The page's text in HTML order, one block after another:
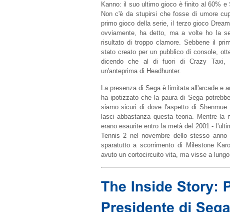
Kanno: il suo ultimo gioco è finito al 60% e
Non c'è da stupirsi che fosse di umore
primo gioco della serie, il terzo gioco
ovviamente, ha detto, ma a volte ho la
risultato di troppo clamore. Sebbene il
stato creato per un pubblico di console,
dicendo che al di fuori di Crazy Taxi,
un'anteprima di Headhunter.
La presenza di Sega è limitata all'arcade e
ha ipotizzato che la paura di Sega
siamo sicuri di dove l'aspetto di
lasci abbastanza questa teoria. Mentre la
erano esaurite entro la metà del 2001 -
Tennis 2 nel novembre dello stesso
sparatutto a scorrimento di Milestone
avuto un cortocircuito vita, ma visse a